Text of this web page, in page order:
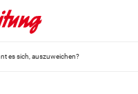
es sich, auszuweichen?